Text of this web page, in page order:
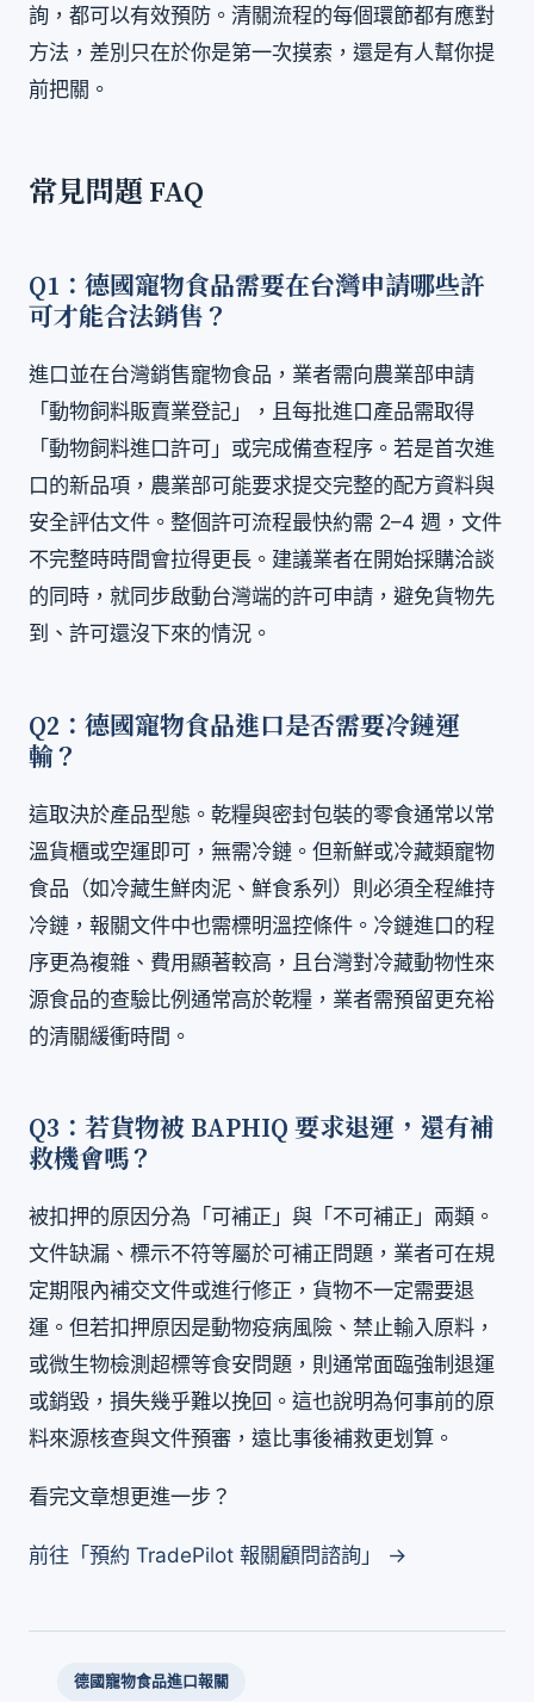
詢，都可以有效預防。清關流程的每個環節都有應對
方法，差別只在於你是第一次摸索，還是有人幫你提
前把關。
常見問題 FAQ
Q1：德國寵物食品需要在台灣申請哪些許
可才能合法銷售？
進口並在台灣銷售寵物食品，業者需向農業部申請
「動物飼料販賣業登記」，且每批進口產品需取得
「動物飼料進口許可」或完成備查程序。若是首次進
口的新品項，農業部可能要求提交完整的配方資料與
安全評估文件。整個許可流程最快約需 2–4 週，文件
不完整時時間會拉得更長。建議業者在開始採購洽談
的同時，就同步啟動台灣端的許可申請，避免貨物先
到、許可還沒下來的情況。
Q2：德國寵物食品進口是否需要冷鏈運
輸？
這取決於產品型態。乾糧與密封包裝的零食通常以常
溫貨櫃或空運即可，無需冷鏈。但新鮮或冷藏類寵物
食品（如冷藏生鮮肉泥、鮮食系列）則必須全程維持
冷鏈，報關文件中也需標明溫控條件。冷鏈進口的程
序更為複雜、費用顯著較高，且台灣對冷藏動物性來
源食品的查驗比例通常高於乾糧，業者需預留更充裕
的清關緩衝時間。
Q3：若貨物被 BAPHIQ 要求退運，還有補
救機會嗎？
被扣押的原因分為「可補正」與「不可補正」兩類。
文件缺漏、標示不符等屬於可補正問題，業者可在規
定期限內補交文件或進行修正，貨物不一定需要退
運。但若扣押原因是動物疫病風險、禁止輸入原料，
或微生物檢測超標等食安問題，則通常面臨強制退運
或銷毀，損失幾乎難以挽回。這也說明為何事前的原
料來源核查與文件預審，遠比事後補救更划算。
看完文章想更進一步？
前往「預約 TradePilot 報關顧問諮詢」 →
德國寵物食品進口報關